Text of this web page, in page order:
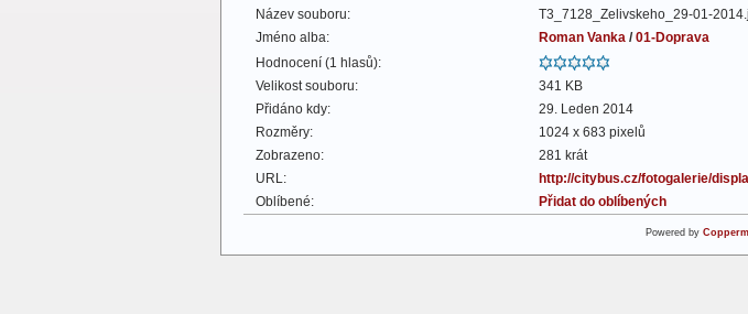
Název souboru:
T3_7128_Zelivskeho_29-01-
Jméno alba:
Roman Vanka /01-Doprava
Hodnocení (1 hlasů):
Velikost souboru:
341 KB
Přidáno kdy:
29. Leden 2014
Rozměry:
1024 x 683 pixelů
Zobrazeno:
281 krát
URL:
http://citybus.cz/fotogalerie/
Oblíbené:
Přidat do oblíbených
Powered by